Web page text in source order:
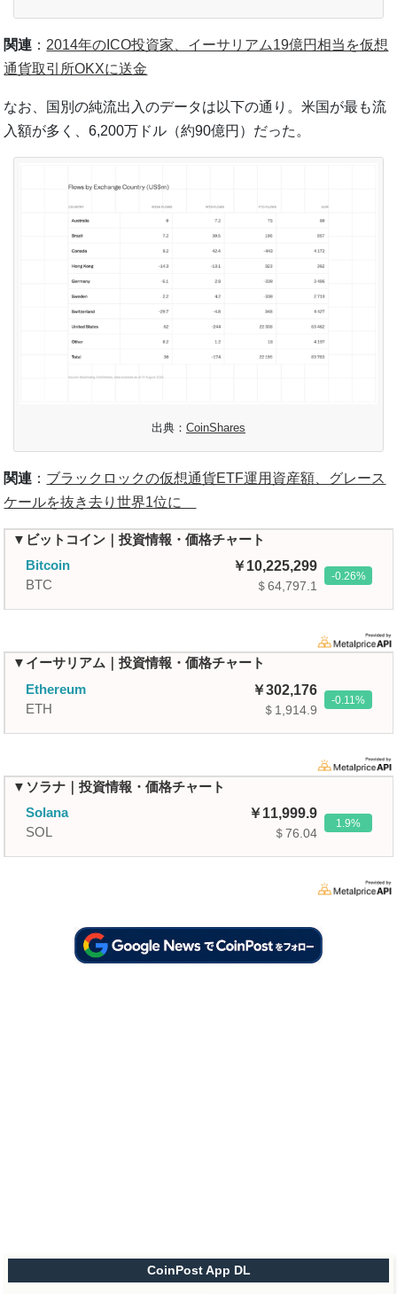
関連 ： 2014年のICO投資家、イーサリアム19億円相当を仮想
通貨取引所OKXに送金
なお、国別の純流出入のデータは以下の通り。米国が最も流
入額が多く、6,200万ドル（約90億円）だった。
出典： CoinShares
関連 ： ブラックロックの仮想通貨ETF運用資産額、グレース
ケールを抜き去り世界1位に
▼ビットコイン｜投資情報・価格チャート
Bitcoin
BTC
10,225,299
＄64,797.1
-0.26
▼イーサリアム｜投資情報・価格チャート
Ethereum
ETH
302,176
＄1,914.9
-0.11
▼ソラナ｜投資情報・価格チャート
Solana
SOL
11,999.9
＄76.04
1.9
CoinPost App DL